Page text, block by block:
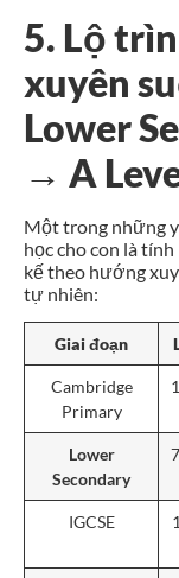
5. Lộ
xuyên
Lower
→ A
Một trong những
học cho con là
kế theo hướng
tự nhiên:
Giai đoạn
Cambridge
Primary
Lower
Secondary
IGCSE